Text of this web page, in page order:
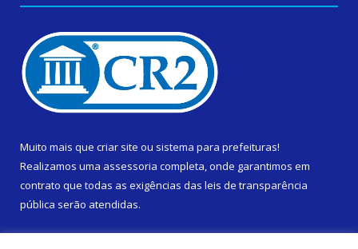
Muito mais que criar site ou sistema para prefeituras!
Realizamos uma assessoria completa, onde garantimos em
contrato que todas as exigências das leis de transparência
pública serão atendidas.